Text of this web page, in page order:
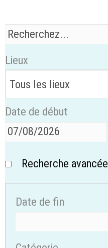
Lieux
Date de début
Recherche avancée
Date de fin